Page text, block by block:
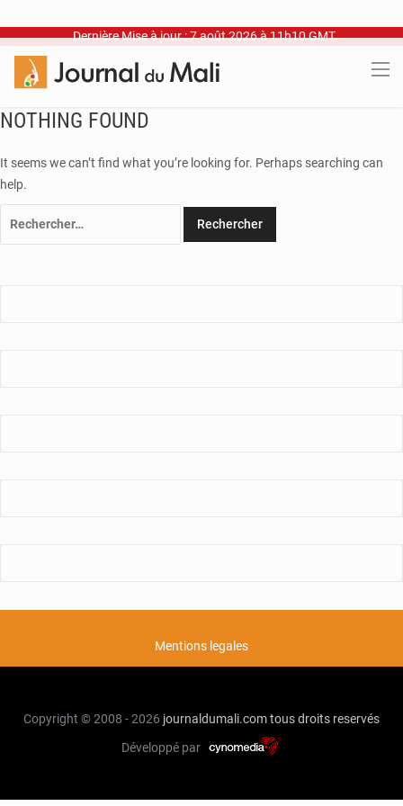
Dernière Mise à jour : 7 août 2026 à 11h10 GMT
NOTHING FOUND
It seems we can’t find what you’re looking for. Perhaps searching can
help.
Mentions legales
Copyright © 2008 - 2026 journaldumali.comtous droits reservés
Développé par